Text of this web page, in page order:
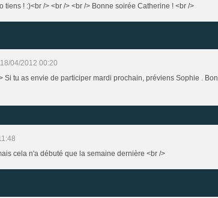
tiens ! :)<br /> <br /> <br /> Bonne soirée Catherine ! <br />
18/04/2012 00:20
Si tu as envie de participer mardi prochain, préviens Sophie .
cela n'a débuté que la semaine dernière <br />